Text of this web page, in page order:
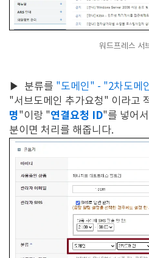
워드프레스 서
▶ 분류를 "도메인" - "2차도메
"서브도메인 추가요청" 이라고
명"이랑 "연결요청 ID"를 넣어
분이면 처리를 해줍니다.